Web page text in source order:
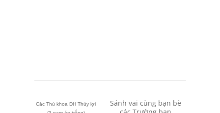
Các Thủ khoa ĐH Thủy lợi
Sánh vai cùng bạn bè